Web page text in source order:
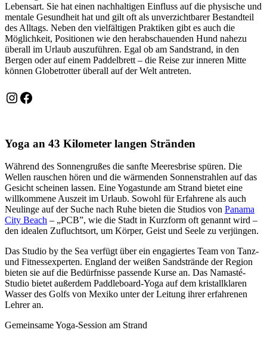
Lebensart. Sie hat einen nachhaltigen Einfluss auf die physische und
mentale Gesundheit hat und gilt oft als unverzichtbarer Bestandteil
des Alltags. Neben den vielfältigen Praktiken gibt es auch die
Möglichkeit, Positionen wie den herabschauenden Hund nahezu
überall im Urlaub auszuführen. Egal ob am Sandstrand, in den
Bergen oder auf einem Paddelbrett – die Reise zur inneren Mitte
können Globetrotter überall auf der Welt antreten.
Instagram
Facebook
Yoga an 43 Kilometer langen Stränden
Während des Sonnengrußes die sanfte Meeresbrise spüren. Die
Wellen rauschen hören und die wärmenden Sonnenstrahlen auf das
Gesicht scheinen lassen. Eine Yogastunde am Strand bietet eine
willkommene Auszeit im Urlaub. Sowohl für Erfahrene als auch
Neulinge auf der Suche nach Ruhe bieten die Studios von Panama
City Beach – „PCB”, wie die Stadt in Kurzform oft genannt wird –
den idealen Zufluchtsort, um Körper, Geist und Seele zu verjüngen.
Das Studio by the Sea verfügt über ein engagiertes Team von Tanz-
und Fitnessexperten. England der weißen Sandstrände der Region
bieten sie auf die Bedürfnisse passende Kurse an. Das Namasté-
Studio bietet außerdem Paddleboard-Yoga auf dem kristallklaren
Wasser des Golfs von Mexiko unter der Leitung ihrer erfahrenen
Lehrer an.
Gemeinsame Yoga-Session am Strand